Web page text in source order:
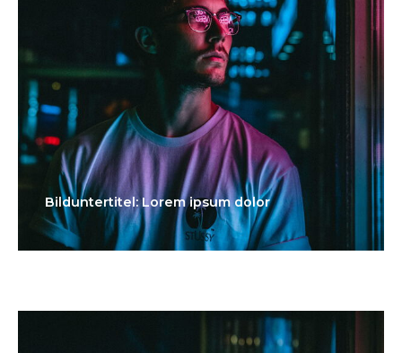
Bilduntertitel: Lorem ipsum dolor